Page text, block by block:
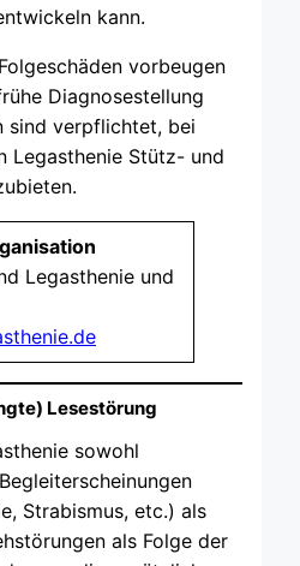
kann.
vorbeugen
Diagnosestellung
sind verpflichtet, bei
Legasthenie Stütz- und
Legasthenie und
Lesestörung
sowohl
Strabismus, etc.) als
als Folge der